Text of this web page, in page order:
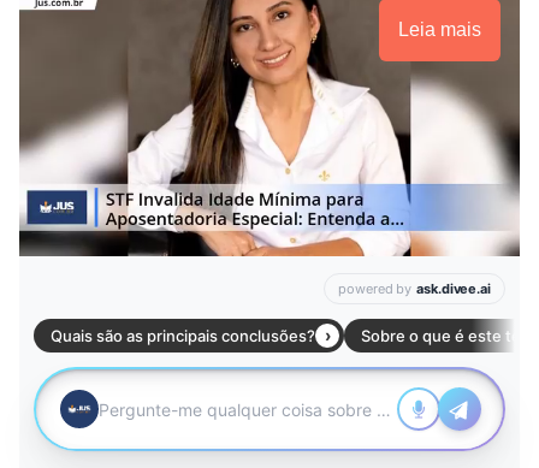
Leia mais